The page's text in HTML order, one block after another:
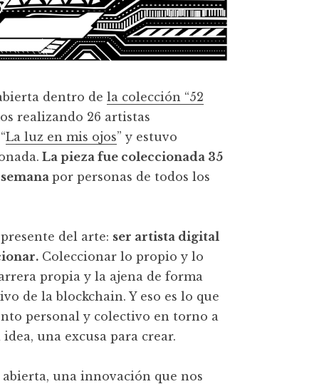
dentro dela colección “52
realizando 26 artistas
La luz en mis ojos” y estuvo
La pieza fue coleccionada 35
por personas de todos los
del arte: ser artista digital
Coleccionar lo propio y lo
propia y la ajena de forma
de la blockchain. Y eso es lo que
personal y colectivo en torno a
una excusa para crear.
una innovación que nos